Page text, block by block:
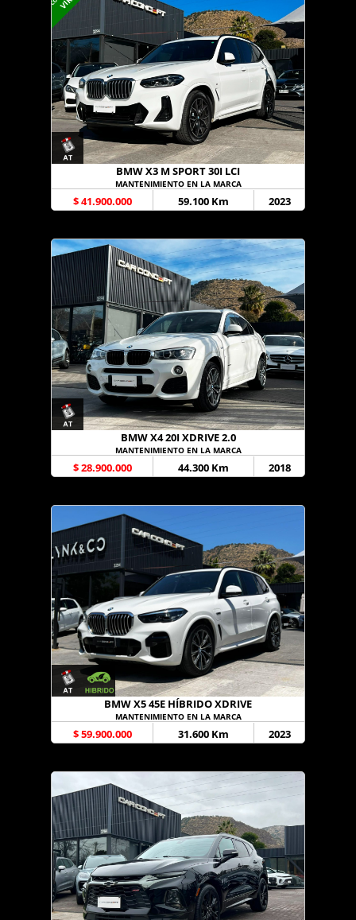
BMW X3 M SPORT 30I LCI
MANTENIMIENTO EN LA MARCA
$ 41.900.000 59.100 Km 2023
BMW X4 20I XDRIVE 2.0
MANTENIMIENTO EN LA MARCA
$ 28.900.000 44.300 Km 2018
BMW X5 45E HÍBRIDO XDRIVE
MANTENIMIENTO EN LA MARCA
$ 59.900.000 31.600 Km 2023